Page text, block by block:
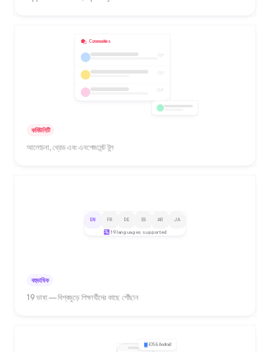
Communities
5
3
8
কমিউনিটি
আলোচনা, থ্রেড এবং এনগেজমেন্ট টুল
EN FR DE ES AR JA
19 languages supported
বহুভাষিক
19 ভাষা — বিশ্বজুড়ে শিক্ষার্থীদের কাছে পৌঁছান
iOS & Android